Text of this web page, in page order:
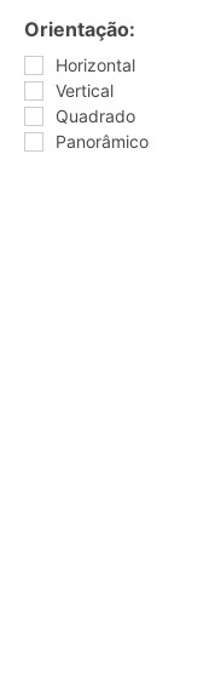
Orientação:
Horizontal
Vertical
Quadrado
Panorâmico